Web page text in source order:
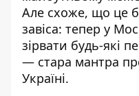
Але схоже, що це
завіса: тепер у
зірвати будь-які
— стара мантра
Україні.